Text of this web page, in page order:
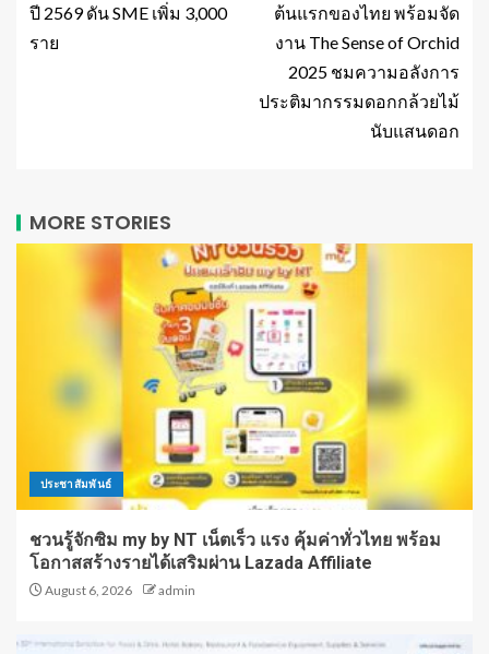
ปี 2569 ดัน SME เพิ่ม 3,000
ราย
ต้นแรกของไทย พร้อมจัด
งาน The Sense of Orchid
2025 ชมความอลังการ
ประติมากรรมดอกกล้วยไม้
นับแสนดอก
MORE STORIES
ประชาสัมพันธ์
ชวนรู้จักซิม my by NT เน็ตเร็ว แรง คุ้มค่าทั่วไทย พร้อม
โอกาสสร้างรายได้เสริมผ่าน Lazada Affiliate
August 6, 2026 admin